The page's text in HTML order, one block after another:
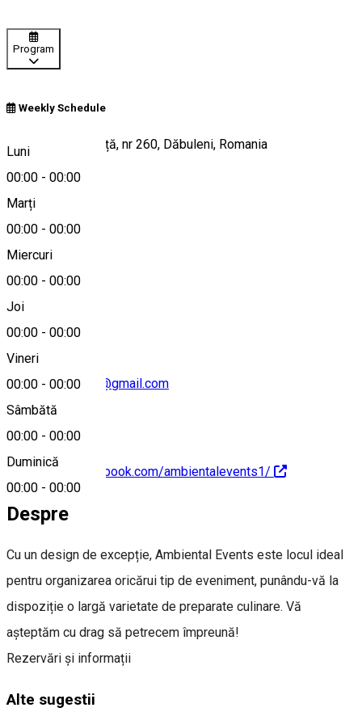
Program
Weekly Schedule
Luni
00:00 - 00:00
Marți
00:00 - 00:00
Miercuri
00:00 - 00:00
Joi
00:00 - 00:00
Vineri
00:00 - 00:00
Sâmbătă
00:00 - 00:00
Duminică
00:00 - 00:00
Strada Petre Baniță, nr 260, Dăbuleni, Romania
Hartă
ambientalevents@gmail.com
https://www.facebook.com/ambientalevents1/
Despre
Cu un design de excepție, Ambiental Events este locul ideal
pentru organizarea oricărui tip de eveniment, punându-vă la
dispoziție o largă varietate de preparate culinare. Vă
așteptăm cu drag să petrecem împreună!
Rezervări și informații
Alte sugestii